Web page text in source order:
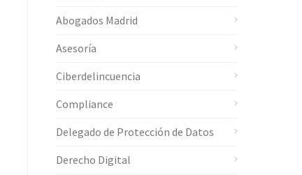
Abogados Madrid
Asesoría
Ciberdelincuencia
Compliance
Delegado de Protección de Datos
Derecho Digital